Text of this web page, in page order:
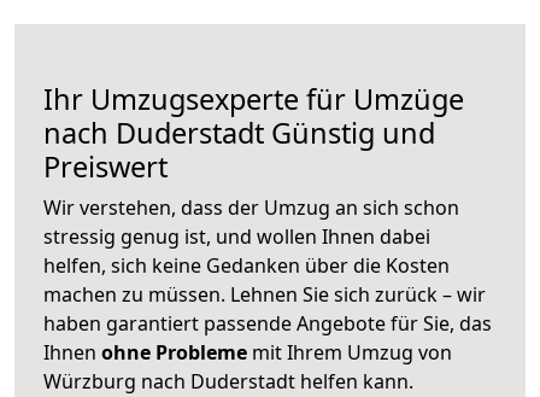
Ihr Umzugsexperte für Umzüge
nach Duderstadt Günstig und
Preiswert
Wir verstehen, dass der Umzug an sich schon
stressig genug ist, und wollen Ihnen dabei
helfen, sich keine Gedanken über die Kosten
machen zu müssen. Lehnen Sie sich zurück – wir
haben garantiert passende Angebote für Sie, das
Ihnen ohne Probleme mit Ihrem Umzug von
Würzburg nach Duderstadt helfen kann.